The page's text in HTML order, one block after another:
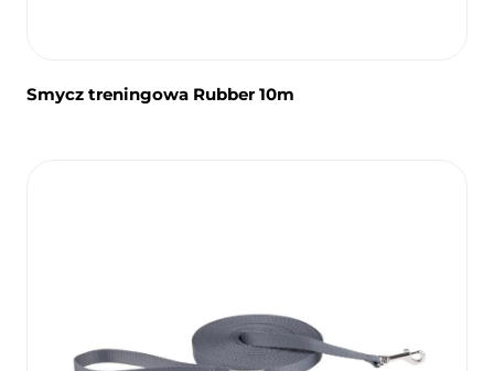
Smycz treningowa Rubber 10m